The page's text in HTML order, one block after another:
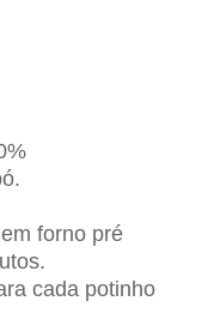
forno pré
cada potinho